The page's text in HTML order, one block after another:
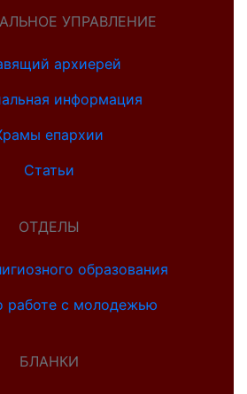
УПРАВЛЕНИЕ
архиерей
информация
епархии
Статьи
ОТДЕЛЫ
образования
работе с молодежью
БЛАНКИ